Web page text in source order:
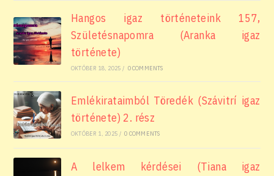
Hangos igaz történeteink 157,
Születésnapomra (Aranka igaz
története)
OKTÓBER 18, 2025 / 0 COMMENTS
Emlékirataimból Töredék (Szávitrí igaz
története) 2. rész
OKTÓBER 1, 2025 / 0 COMMENTS
A lelkem kérdései (Tiana igaz